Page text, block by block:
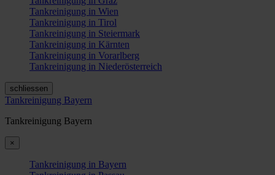
Tankreinigung in Wien
Tankreinigung in Tirol
Tankreinigung in Steiermark
Tankreinigung in Kärnten
Tankreinigung in Vorarlberg
Tankreinigung in Niederösterreich
schliessen
Tankreinigung Bayern
Tankreinigung Bayern
×
Tankreinigung in Bayern